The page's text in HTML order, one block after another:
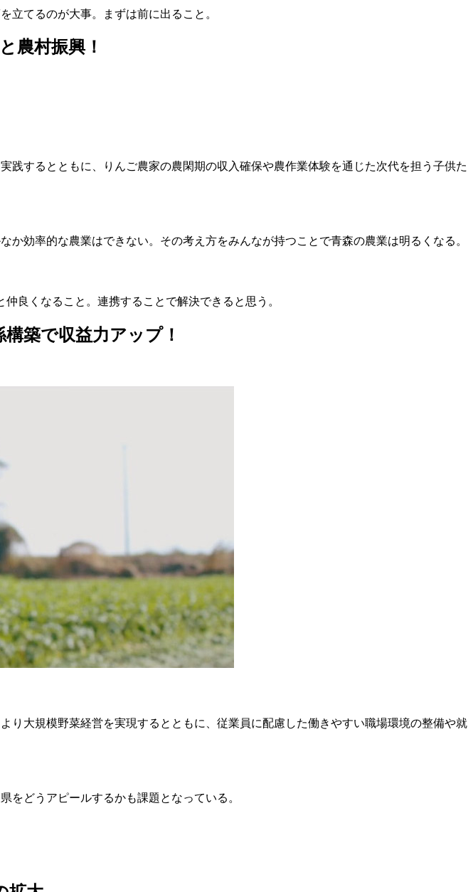
立てるのが大事。まずは前に出ること。
農村振興！
するとともに、りんご農家の農閑期の収入確保や農作業体験を通じた次代を担う子供た
効率的な農業はできない。その考え方をみんなが持つことで青森の農業は明るくなる。
良くなること。連携することで解決できると思う。
築で収益力アップ！
大規模野菜経営を実現するとともに、従業員に配慮した働きやすい職場環境の整備や就
をどうアピールするかも課題となっている。